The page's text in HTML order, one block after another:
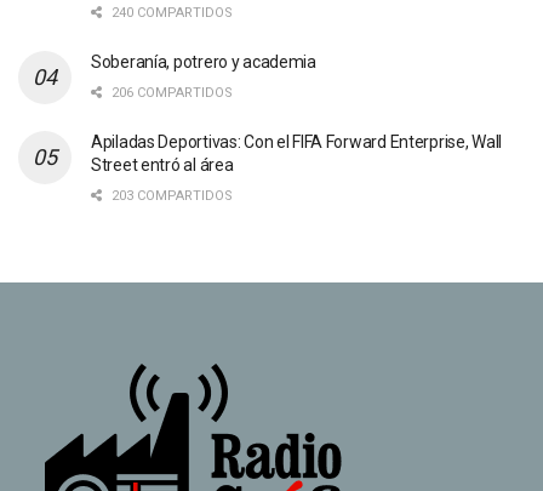
240 COMPARTIDOS
Soberanía, potrero y academia
206 COMPARTIDOS
Apiladas Deportivas: Con el FIFA Forward Enterprise, Wall
Street entró al área
203 COMPARTIDOS